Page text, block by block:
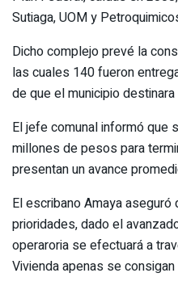
Sutiaga, UOM y
Dicho complejo prevé la
las cuales 140 fueron
de que el municipio
El jefe comunal informó que
millones de pesos para
presentan un avance
El escribano Amaya
prioridades, dado el
operaroria se efectuará a
Vivienda apenas se